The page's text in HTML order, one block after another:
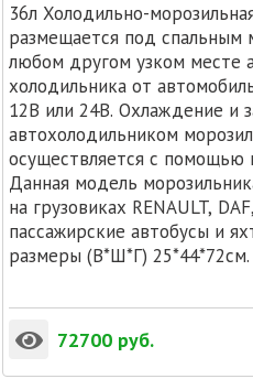
36л Холодильно-
размещается под спальным
любом другом узком месте
холодильника от
12В или 24В. Охлаждение и
автохолодильником
осуществляется с помощью
Данная модель
на грузовиках RENAULT,
пассажирские автобусы и
размеры (В*Ш*Г) 25*44*72см.
72700 руб.